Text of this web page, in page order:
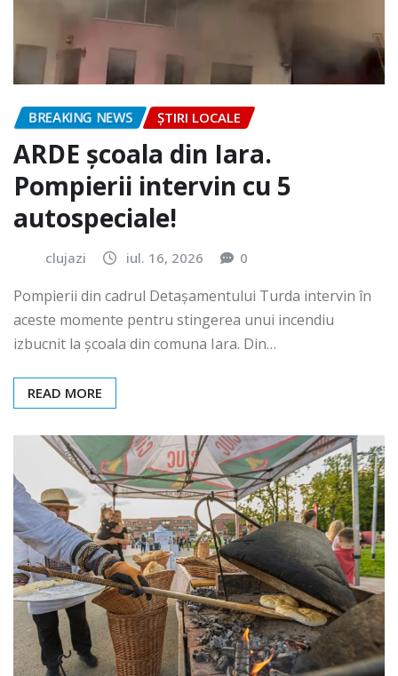
BREAKING NEWS ȘTIRI LOCALE
ARDE școala din Iara.
Pompierii intervin cu 5
autospeciale!
clujazi iul. 16, 2026 0
Pompierii din cadrul Detașamentului Turda intervin în
aceste momente pentru stingerea unui incendiu
izbucnit la școala din comuna Iara. Din…
READ MORE